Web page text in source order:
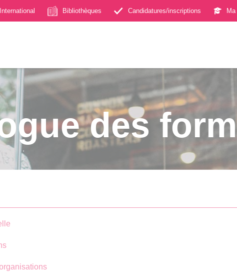
International Bibliothèques Candidatures/inscriptions Ma
des